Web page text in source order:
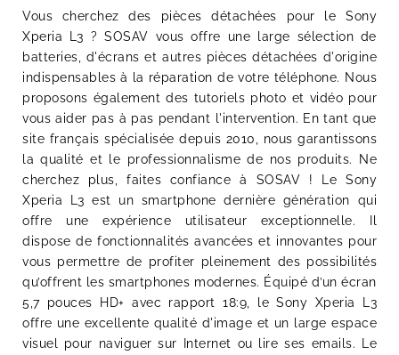
Vous cherchez des pièces détachées pour le Sony
Xperia L3 ? SOSAV vous offre une large sélection de
batteries, d'écrans et autres pièces détachées d'origine
indispensables à la réparation de votre téléphone. Nous
proposons également des tutoriels photo et vidéo pour
vous aider pas à pas pendant l'intervention. En tant que
site français spécialisée depuis 2010, nous garantissons
la qualité et le professionnalisme de nos produits. Ne
cherchez plus, faites confiance à SOSAV ! Le Sony
Xperia L3 est un smartphone dernière génération qui
offre une expérience utilisateur exceptionnelle. Il
dispose de fonctionnalités avancées et innovantes pour
vous permettre de profiter pleinement des possibilités
qu’offrent les smartphones modernes. Équipé d’un écran
5,7 pouces HD+ avec rapport 18:9, le Sony Xperia L3
offre une excellente qualité d'image et un large espace
visuel pour naviguer sur Internet ou lire ses emails. Le